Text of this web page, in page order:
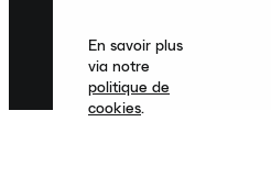
En savoir plus
via notre
politique de
cookies.